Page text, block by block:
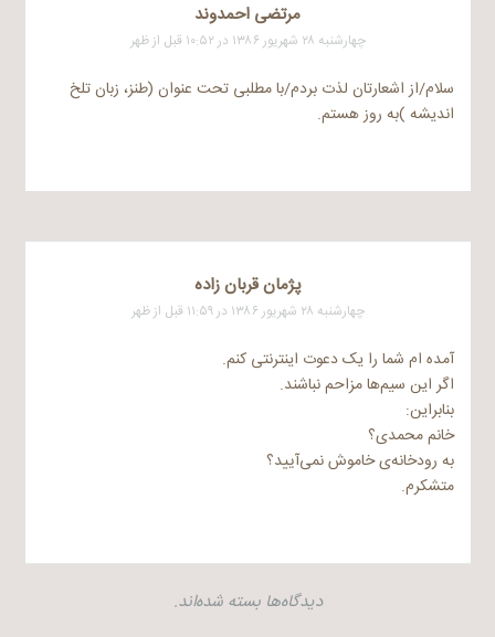
مرتضی احمدوند
چهارشنبه ۲۸ شهریور ۱۳۸۶ در ۱۰:۵۲ قبل از ظهر
سلام/از اشعارتان لذت بردم/با مطلبی تحت عنوان (طنز، زبان تلخ
اندیشه )به روز هستم.
پژمان قربان زاده
چهارشنبه ۲۸ شهریور ۱۳۸۶ در ۱۱:۵۹ قبل از ظهر
آمده ام شما را یک دعوت اینترنتی کنم.
اگر این سیم‌ها مزاحم نباشند.
بنابراین:
خانم محمدی؟
به رودخانه‌ی خاموش نمی‌آیید؟
متشکرم.
دیدگاه‌ها بسته شده‌اند.